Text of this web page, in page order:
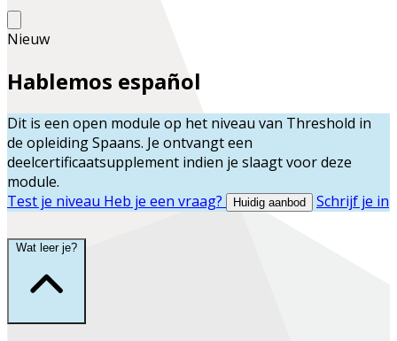
Nieuw
Hablemos español
Dit is een open module op het niveau van Threshold in
de opleidingSpaans. Je ontvangt een
deelcertificaatsupplement indien je slaagt voor deze
module.
Test je niveau Heb je een vraag? Huidig aanbod Schrijf je in
Wat leer je?